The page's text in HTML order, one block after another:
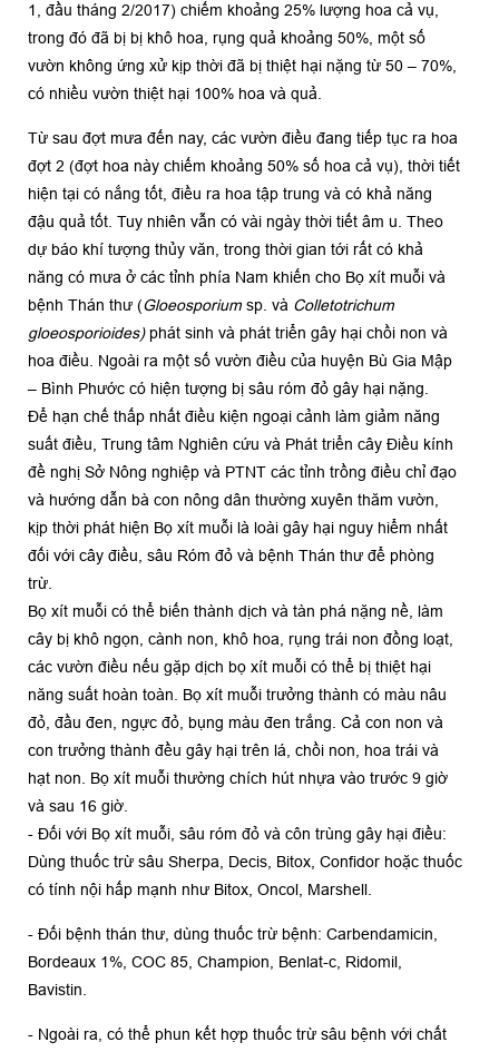
1, đầu tháng 2/2017) chiếm khoảng 25% lượng hoa cả vụ,
trong đó đã bị bị khô hoa, rụng quả khoảng 50%, một số
vườn không ứng xử kịp thời đã bị thiệt hại nặng từ 50 – 70%,
có nhiều vườn thiệt hại 100% hoa và quả.
Từ sau đợt mưa đến nay, các vườn điều đang tiếp tục ra hoa
đợt 2 (đợt hoa này chiếm khoảng 50% số hoa cả vụ), thời tiết
hiện tại có nắng tốt, điều ra hoa tập trung và có khả năng
đậu quả tốt. Tuy nhiên vẫn có vài ngày thời tiết âm u. Theo
dự báo khí tượng thủy văn, trong thời gian tới rất có khả
năng có mưa ở các tỉnh phía Nam khiến cho Bọ xít muỗi và
bệnh Thán thư (Gloeosporium sp. và Colletotrichum
gloeosporioides) phát sinh và phát triển gây hại chồi non và
hoa điều. Ngoài ra một số vườn điều của huyện Bù Gia Mập
– Bình Phước có hiện tượng bị sâu róm đỏ gây hại nặng.
Để hạn chế thấp nhất điều kiện ngoại cảnh làm giảm năng
suất điều, Trung tâm Nghiên cứu và Phát triển cây Điều kính
đề nghị Sở Nông nghiệp và PTNT các tỉnh trồng điều chỉ đạo
và hướng dẫn bà con nông dân thường xuyên thăm vườn,
kịp thời phát hiện Bọ xít muỗi là loài gây hại nguy hiểm nhất
đối với cây điều, sâu Róm đỏ và bệnh Thán thư để phòng
trừ.
Bọ xít muỗi có thể biến thành dịch và tàn phá nặng nề, làm
cây bị khô ngọn, cành non, khô hoa, rụng trái non đồng loạt,
các vườn điều nếu gặp dịch bọ xít muỗi có thể bị thiệt hại
năng suất hoàn toàn. Bọ xít muỗi trưởng thành có màu nâu
đỏ, đầu đen, ngực đỏ, bụng màu đen trắng. Cả con non và
con trưởng thành đều gây hại trên lá, chồi non, hoa trái và
hạt non. Bọ xít muỗi thường chích hút nhựa vào trước 9 giờ
và sau 16 giờ.
- Đối với Bọ xít muỗi, sâu róm đỏ và côn trùng gây hại điều:
Dùng thuốc trừ sâu Sherpa, Decis, Bitox, Confidor hoặc thuốc
có tính nội hấp mạnh như Bitox, Oncol, Marshell.
- Đối bệnh thán thư, dùng thuốc trừ bệnh: Carbendamicin,
Bordeaux 1%, COC 85, Champion, Benlat-c, Ridomil,
Bavistin.
- Ngoài ra, có thể phun kết hợp thuốc trừ sâu bệnh với chất